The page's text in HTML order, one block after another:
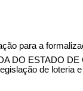
para a
DO ESTADO
de loteria